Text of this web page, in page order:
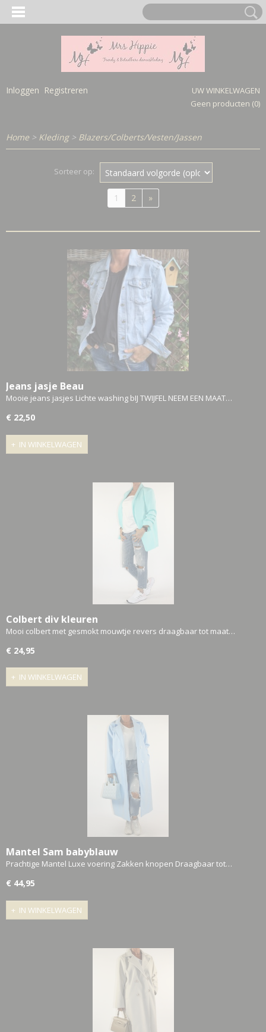
Inloggen Registreren
UW WINKELWAGEN
Geen producten (0)
Home > Kleding> Blazers/Colberts/Vesten/Jassen
Sorteer op:
1 2 »
Jeans jasje Beau
Mooie jeans jasjes Lichte washing bIJ TWIJFEL NEEM EEN MAAT…
€ 22,50
IN WINKELWAGEN
Colbert div kleuren
Mooi colbert met gesmokt mouwtje revers draagbaar tot maat…
€ 24,95
IN WINKELWAGEN
Mantel Sam babyblauw
Prachtige Mantel Luxe voering Zakken knopen Draagbaar tot…
€ 44,95
IN WINKELWAGEN